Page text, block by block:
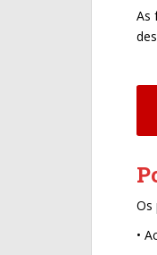
As
Os
•